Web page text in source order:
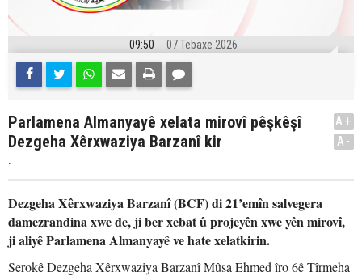
09:50 07 Tebaxe 2026
Parlamena Almanyayê xelata mirovî pêşkêşî
Dezgeha Xêrxwaziya Barzanî kir
.
A+
A-
Dezgeha Xêrxwaziya Barzanî (BCF) di 21’emîn salvegera
damezrandina xwe de, ji ber xebat û projeyên xwe yên mirovî,
ji aliyê Parlamena Almanyayê ve hate xelatkirin.
Serokê Dezgeha Xêrxwaziya Barzanî Mûsa Ehmed îro 6ê Tîrmeha